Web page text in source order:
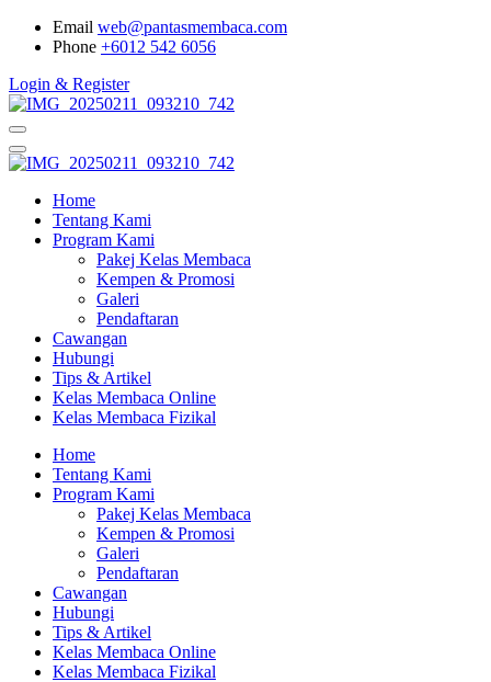
Email web@pantasmembaca.com
Phone +6012 542 6056
Login & Register
Home
Tentang Kami
Program Kami
Pakej Kelas Membaca
Kempen & Promosi
Galeri
Pendaftaran
Cawangan
Hubungi
Tips & Artikel
Kelas Membaca Online
Kelas Membaca Fizikal
Home
Tentang Kami
Program Kami
Pakej Kelas Membaca
Kempen & Promosi
Galeri
Pendaftaran
Cawangan
Hubungi
Tips & Artikel
Kelas Membaca Online
Kelas Membaca Fizikal